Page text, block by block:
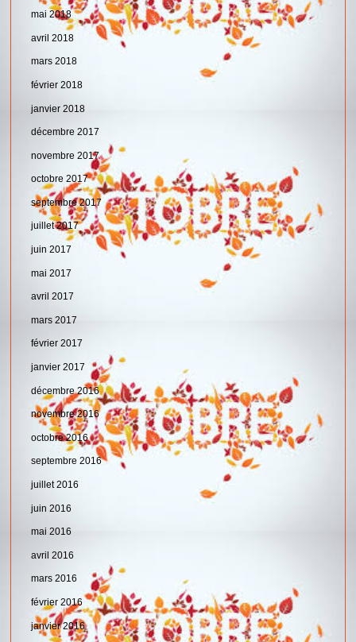
mai 2018
avril 2018
mars 2018
février 2018
janvier 2018
décembre 2017
novembre 2017
octobre 2017
septembre 2017
juillet 2017
juin 2017
mai 2017
avril 2017
mars 2017
février 2017
janvier 2017
décembre 2016
novembre 2016
octobre 2016
septembre 2016
juillet 2016
juin 2016
mai 2016
avril 2016
mars 2016
février 2016
janvier 2016